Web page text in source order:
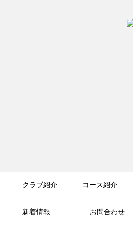
クラブ紹介 コース紹介
新着情報 お問合わせ